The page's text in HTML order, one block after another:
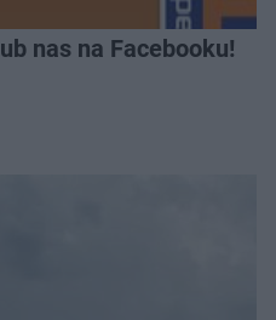
nas na Facebooku!